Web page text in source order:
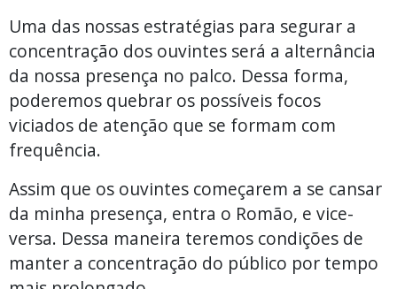
Uma das nossas estratégias para segurar a
concentração dos ouvintes será a alternância
da nossa presença no palco. Dessa forma,
poderemos quebrar os possíveis focos
viciados de atenção que se formam com
frequência.
Assim que os ouvintes começarem a se cansar
da minha presença, entra o Romão, e vice-
versa. Dessa maneira teremos condições de
manter a concentração do público por tempo